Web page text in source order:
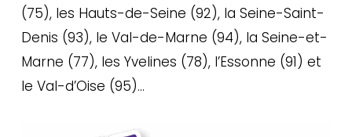
(75), les Hauts-de-Seine (92), la Seine-Saint-
Denis (93), le Val-de-Marne (94), la Seine-et-
Marne (77), les Yvelines (78), l’Essonne (91) et
le Val-d’Oise (95)…